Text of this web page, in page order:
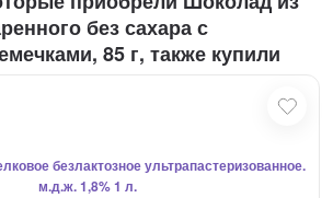
без сахара с
85 г, также купили